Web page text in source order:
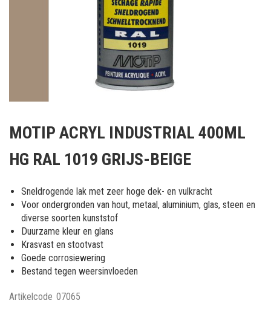
het
van
afbeeldingen-
gallerij
MOTIP ACRYL INDUSTRIAL 400ML
HG RAL 1019 GRIJS-BEIGE
Sneldrogende lak met zeer hoge dek- en vulkracht
Voor ondergronden van hout, metaal, aluminium, glas, steen en
diverse soorten kunststof
Duurzame kleur en glans
Krasvast en stootvast
Goede corrosiewering
Bestand tegen weersinvloeden
Artikelcode 07065